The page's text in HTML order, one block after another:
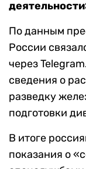
По данным
России
через
сведения о
разведку
подготовки
В итоге
показания о